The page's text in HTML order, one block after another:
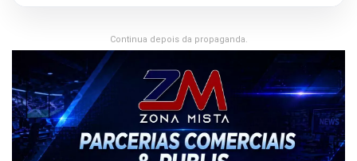
Continua depois da propaganda.